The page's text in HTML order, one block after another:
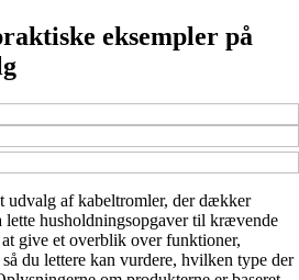
eksempler på
udvalg af kabeltromler, der dækker
lette husholdningsopgaver til krævende
give et overblik over funktioner,
du lettere kan vurdere, hvilken type der